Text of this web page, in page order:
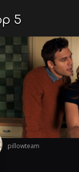
5
pillowteam